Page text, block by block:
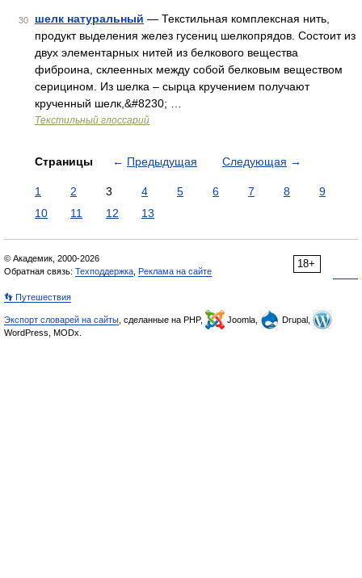
30 шелк натуральный — Текстильная комплексная нить,
продукт выделения желез гусениц шелкопрядов. Состоит из
двух элементарных нитей из белкового вещества
фиброина, склеенных между собой белковым веществом
серицином. Из шелка – сырца кручением получают
крученный шелк,&#8230; …
Текстильный глоссарий
Страницы ← Предыдущая Следующая →
1 2 3 4 5 6 7 8
9
10
11 12 13
18+
© Академик, 2000-2026
Обратная связь: Техподдержка Реклама на сайте
👣 Путешествия
Экспорт словарей на сайты , сделанные на PHP, Joomla,
Drupal,
WordPress, MODx.